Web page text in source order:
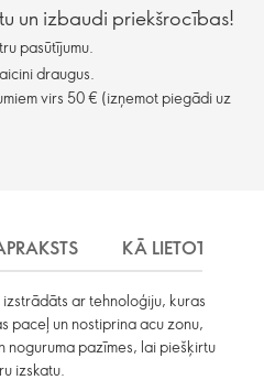
un izbaudi priekšrocības!
pasūtījumu.
draugus.
virs 50 € (izņemot piegādi uz
KĀ LIETOT
ar tehnoloģiju, kuras
paceļ un nostiprina acu zonu,
noguruma pazīmes, lai piešķirtu
izskatu.